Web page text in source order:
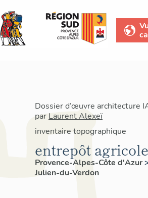
Dossier d’œuvre architecture
par Laurent Alexeï
inventaire topographique
entrepôt agricole
Provence-Alpes-Côte d'Azur
Julien-du-Verdon